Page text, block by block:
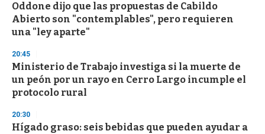
Oddone dijo que las propuestas de Cabildo
Abierto son "contemplables", pero requieren
una "ley aparte"
20:45
Ministerio de Trabajo investiga si la muerte de
un peón por un rayo en Cerro Largo incumple el
protocolo rural
20:30
Hígado graso: seis bebidas que pueden ayudar a